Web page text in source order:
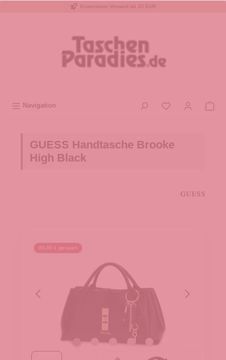
Kostenloser Versand ab 20 EUR
Navigation
GUESS Handtasche Brooke
High Black
85,05 € gespart